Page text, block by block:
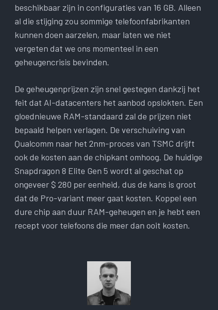
beschikbaar zijn in configuraties van 16 GB. Alleen
al die stijging zou sommige telefoonfabrikanten
kunnen doen aarzelen, maar laten we niet
vergeten dat we ons momenteel in een
geheugencrisis bevinden.
De geheugenprijzen zijn snel gestegen dankzij het
feit dat AI-datacenters het aanbod opslokten. Een
gloednieuwe RAM-standaard zal de prijzen niet
bepaald helpen verlagen. De verschuiving van
Qualcomm naar het 2nm-proces van TSMC drijft
ook de kosten aan de chipkant omhoog. De huidige
Snapdragon 8 Elite Gen 5 wordt al geschat op
ongeveer $ 280 per eenheid, dus de kans is groot
dat de Pro-variant meer gaat kosten. Koppel een
dure chip aan duur RAM-geheugen en je hebt een
recept voor telefoons die meer dan ooit kosten.